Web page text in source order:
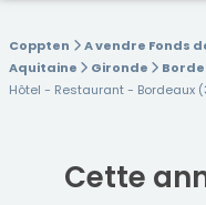
Coppten A vendre Fonds
Aquitaine
Gironde
Hôtel - Restaurant - Bordeaux
Cette